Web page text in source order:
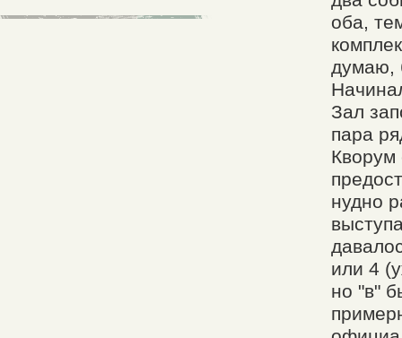
оба,
думаю,
Зал
пара
Кворум
нудно
или 4
но "в"